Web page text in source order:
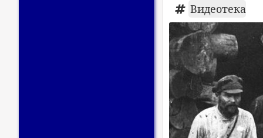
Видеотека